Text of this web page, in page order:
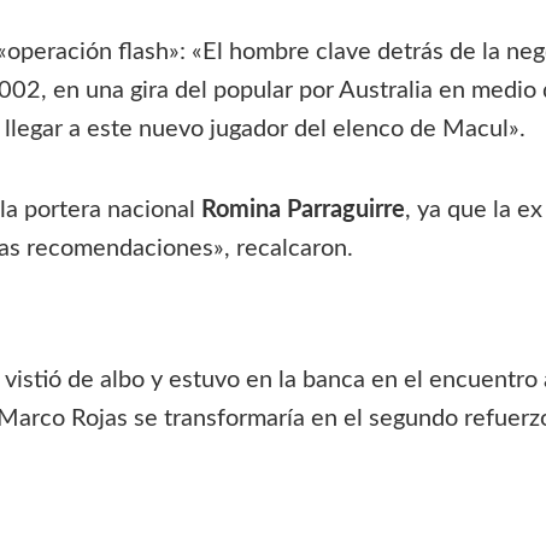
flash»: «El hombre clave detrás de la
en una gira del popular por Australia en
a este nuevo jugador del elenco de Macul».
portera nacional Romina Parraguirre, ya que la
recomendaciones», recalcaron.
de albo y estuvo en la banca en el
Rojas se transformaría en el segundo